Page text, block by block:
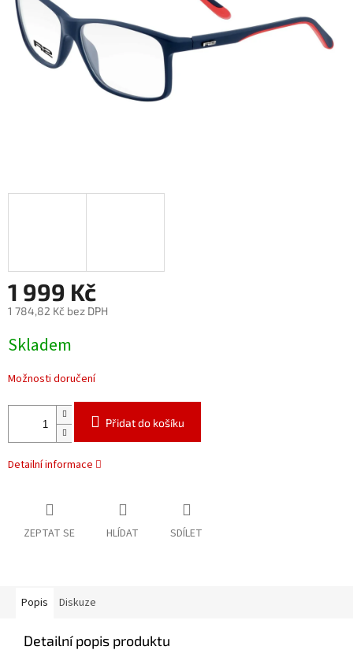
1 999 Kč
1 784,82 Kč bez DPH
cena:
Skladem
Možnosti doručení
Přidat do košíku
Detailní informace
ZEPTAT SE HLÍDAT SDÍLET
Popis Diskuze
Detailní popis produktu